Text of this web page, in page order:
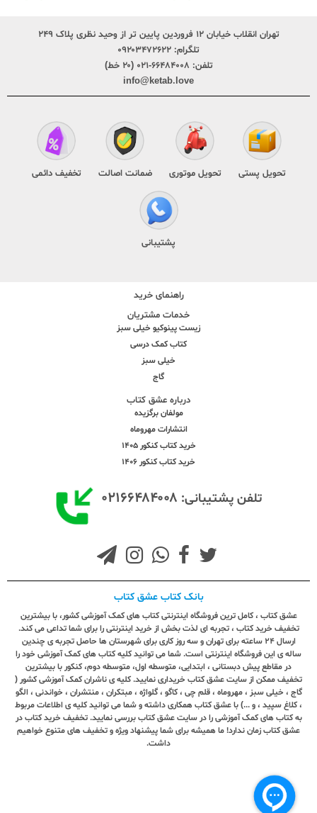
تهران انقلاب خیابان ۱۲ فروردین پایین تر از وحید نظری پلاک ۲۴۹
تلگرام: ۰۹۲۰۳۴۷۲۶۲۲
تلفن: ۶۶۴۸۴۰۰۸-۰۲۱ (۲۰ خط)
info@ketab.love
تحویل پستی تحویل موتوری ضمانت اصالت تخفیف دائمی
پشتیبانی
راهنمای خرید
خدمات مشتریان
زیست پینوکیو خیلی سبز
کتاب کمک درسی
خیلی سبز
گاج
درباره عشق کتاب
مولفان برگزیده
انتشارات مهروماه
خرید کتاب کنکور 1405
خرید کتاب کنکور 1406
تلفن پشتیبانی: ۰۲۱۶۶۴۸۴۰۰۸
بانک کتاب عشق کتاب
عشق کتاب ، کامل ترین فروشگاه اینترنتی کتاب های کمک آموزشی کشور، با بیشترین
تخفیف خرید کتاب ، تجربه ای لذت بخش از خرید اینترنتی را برای شما تداعی می کند.
ارسال ٢٤ ساعته برای تهران و سه روز کاری برای شهرستان ها حاصل تجربه ی چندین
ساله ی این فروشگاه اینترنتی است. شما می توانید کلیه کتاب های کمک آموزشی خود را
در مقاطع پیش دبستانی ، ابتدایی، متوسطه اول، متوسطه دوم، کنکور با بیشترین
تخفیف ممکن از سایت عشق کتاب خریداری نمایید. کلیه ی ناشران کمک آموزشی کشور (
گاج ، خیلی سبز ، مهروماه ، قلم چی ، کاگو ، گلواژه ، مبتکران ، منتشران ، خواندنی ، الگو
، کلاغ سپید ، و ...) با عشق کتاب همکاری داشته و شما می توانید کلیه ی اطلاعات مربوط
به کتاب های کمک آموزشی را در سایت عشق کتاب بررسی نمایید. تخفیف خرید کتاب در
عشق کتاب زمان ندارد! ما همیشه برای شما پیشنهاد ویژه و تخفیف های متنوع خواهیم
داشت.